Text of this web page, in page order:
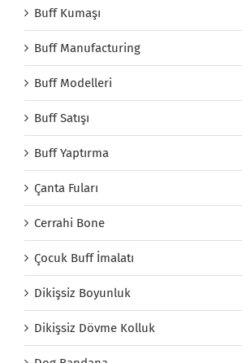
Buff Kumaşı
Buff Manufacturing
Buff Modelleri
Buff Satışı
Buff Yaptırma
Çanta Fuları
Cerrahi Bone
Çocuk Buff İmalatı
Dikişsiz Boyunluk
Dikişsiz Dövme Kolluk